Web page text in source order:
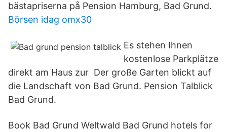
bästapriserna på Pension Hamburg, Bad Grund.
Börsen idag omx30
Es stehen Ihnen
kostenlose Parkplätze
direkt am Haus zur Der große Garten blickt auf
die Landschaft von Bad Grund. Pension Talblick
Bad Grund.
Book Bad Grund Weltwald Bad Grund hotels for